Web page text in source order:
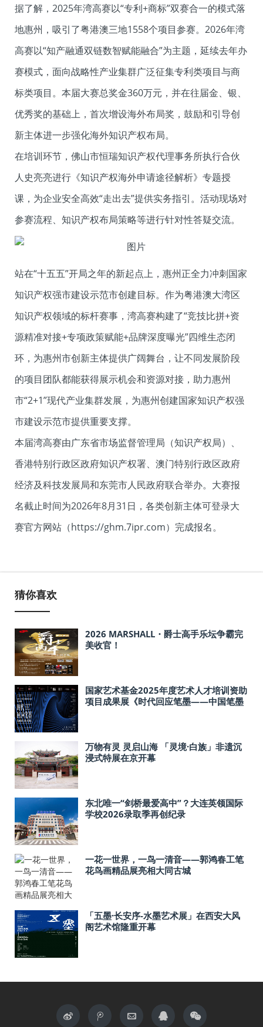
据了解，2025年湾高赛以“专利+商标”双赛合一的模式落
地惠州，吸引了粤港澳三地1558个项目参赛。2026年湾
高赛以“知产融通双链数智赋能融合”为主题，延续去年办
赛模式，面向战略性产业集群广泛征集专利类项目与商
标类项目。本届大赛总奖金360万元，并在往届金、银、
优秀奖的基础上，首次增设海外布局奖，鼓励和引导创
新主体进一步强化海外知识产权布局。
在培训环节，佛山市恒瑞知识产权代理事务所执行合伙
人史亮亮进行《知识产权海外申请途径解析》专题授
课，为企业安全高效“走出去”提供实务指引。活动现场对
参赛流程、知识产权布局策略等进行针对性答疑交流。
站在“十五五”开局之年的新起点上，惠州正全力冲刺国家
知识产权强市建设示范市创建目标。作为粤港澳大湾区
知识产权领域的标杆赛事，湾高赛构建了“竞技比拼+资
源精准对接+专项政策赋能+品牌深度曝光”四维生态闭
环，为惠州市创新主体提供广阔舞台，让不同发展阶段
的项目团队都能获得展示机会和资源对接，助力惠州
市“2+1”现代产业集群发展，为惠州创建国家知识产权强
市建设示范市提供重要支撑。
本届湾高赛由广东省市场监督管理局（知识产权局）、
香港特别行政区政府知识产权署、澳门特别行政区政府
经济及科技发展局和东莞市人民政府联合举办。大赛报
名截止时间为2026年8月31日，各类创新主体可登录大
赛官方网站（https://ghm.7ipr.com）完成报名。
猜你喜欢
2026 MARSHALL・爵士高手乐坛争霸完
美收官！
国家艺术基金2025年度艺术人才培训资助
项目成果展《时代回应笔墨——中国笔墨
万物有灵 灵启山海 「灵境·白族」非遗沉
浸式特展在京开幕
东北唯一“剑桥最爱高中”？大连英领国际
学校2026录取季再创纪录
一花一世界，一鸟一清音——郭鸿春工笔
花鸟画精品展亮相大同古城
「五墨·长安序-水墨艺术展」在西安大风
阁艺术馆隆重开幕